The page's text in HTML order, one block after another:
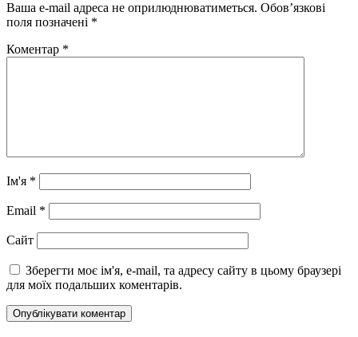
Ваша e-mail адреса не оприлюднюватиметься. Обов’язкові
поля позначені *
Коментар *
Ім'я *
Email *
Сайт
Зберегти моє ім'я, e-mail, та адресу сайту в цьому браузері
для моїх подальших коментарів.